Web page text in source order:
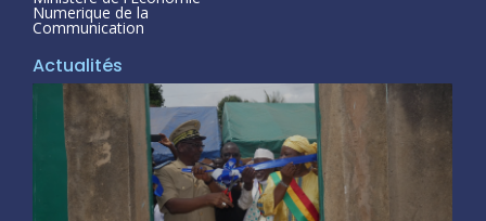
Numerique de la
Communication
Actualités